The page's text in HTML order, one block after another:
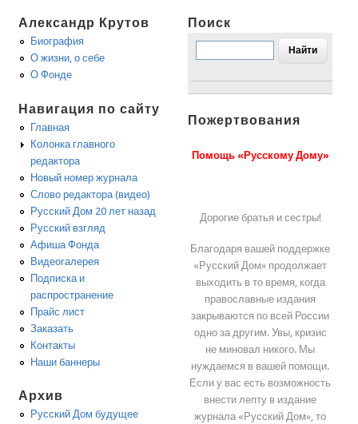
Александр Крутов
Биография
О жизни, о себе
О Фонде
Навигация по сайту
Главная
Колонка главного
редактора
Новый номер журнала
Слово редактора (видео)
Русский Дом 20 лет назад
Русский взгляд
Афиша Фонда
Видеогалерея
Подписка и
распространение
Прайс лист
Заказать
Контакты
Наши баннеры
Архив
Русский Дом будущее
Поиск
Пожертвования
Помощь «Русскому Дому»
Дорогие братья и сестры!
Благодаря вашей поддержке
«Русский Дом» продолжает
выходить в то время, когда
православные издания
закрываются по всей России
одно за другим. Увы, кризис
не миновал никого. Мы
нуждаемся в вашей помощи.
Если у вас есть возможность
внести лепту в издание
журнала «Русский Дом», то